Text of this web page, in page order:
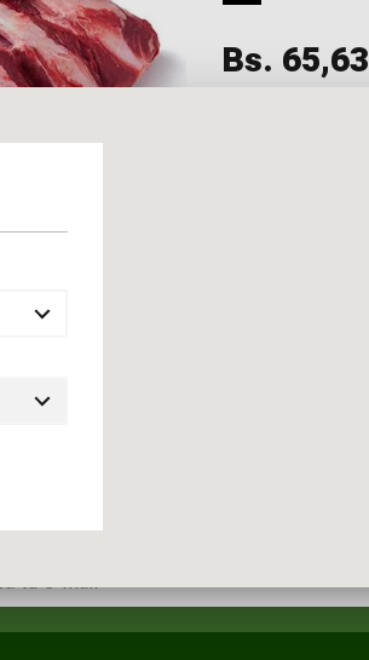
Intenta utilizar una sola palabra.
Utilice términos genéricos en la búsqueda.
Busque utilizar sinónimos al término deseado.
Bs. 65,63